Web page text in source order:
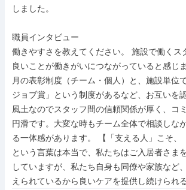
しました。
職員インタビュー
働きやすさを教えてください。 施設で働くス
良いことが働きがいにつながっていると感じ
月の表彰制度（チーム・個人）と、施設単位
ジョブ賞」という制度があるなど、お互いを
風土なのでスタッフ間の信頼関係が厚く、コ
円滑です。大変な時もチーム全体で相談しな
る一体感があります。 【「支える人」こそ、
という言葉は本当で、私たちはご入居者さま
していますが、私たち自身も同僚や家族など
えられているから良いケアを提供し続けられ